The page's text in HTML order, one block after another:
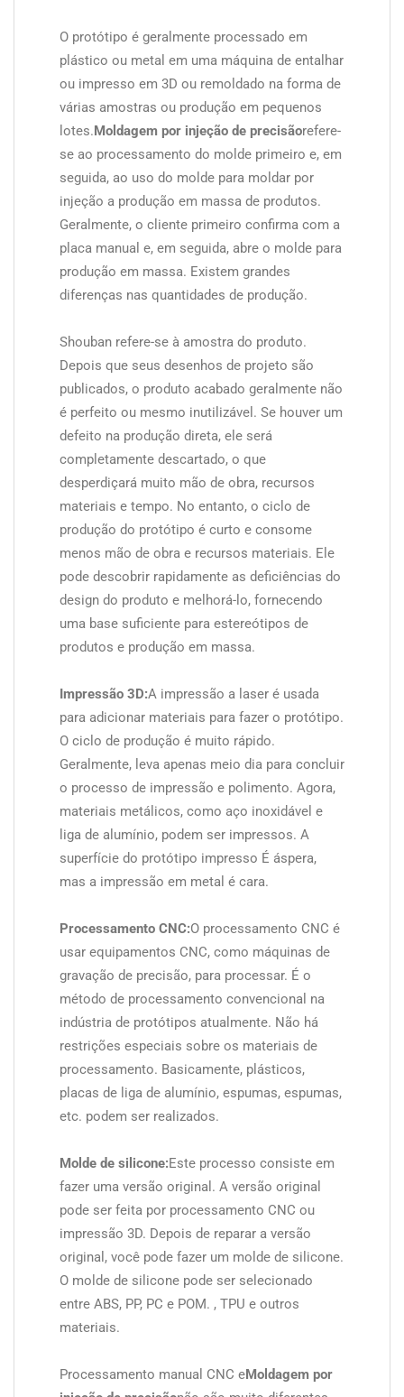
O protótipo é geralmente processado em
plástico ou metal em uma máquina de entalhar
ou impresso em 3D ou remoldado na forma de
várias amostras ou produção em pequenos
lotes.Moldagem por injeção de precisãorefere-
se ao processamento do molde primeiro e, em
seguida, ao uso do molde para moldar por
injeção a produção em massa de produtos.
Geralmente, o cliente primeiro confirma com a
placa manual e, em seguida, abre o molde para
produção em massa. Existem grandes
diferenças nas quantidades de produção.
Shouban refere-se à amostra do produto.
Depois que seus desenhos de projeto são
publicados, o produto acabado geralmente não
é perfeito ou mesmo inutilizável. Se houver um
defeito na produção direta, ele será
completamente descartado, o que
desperdiçará muito mão de obra, recursos
materiais e tempo. No entanto, o ciclo de
produção do protótipo é curto e consome
menos mão de obra e recursos materiais. Ele
pode descobrir rapidamente as deficiências do
design do produto e melhorá-lo, fornecendo
uma base suficiente para estereótipos de
produtos e produção em massa.
Impressão 3D:A impressão a laser é usada
para adicionar materiais para fazer o protótipo.
O ciclo de produção é muito rápido.
Geralmente, leva apenas meio dia para concluir
o processo de impressão e polimento. Agora,
materiais metálicos, como aço inoxidável e
liga de alumínio, podem ser impressos. A
superfície do protótipo impresso É áspera,
mas a impressão em metal é cara.
Processamento CNC:O processamento CNC é
usar equipamentos CNC, como máquinas de
gravação de precisão, para processar. É o
método de processamento convencional na
indústria de protótipos atualmente. Não há
restrições especiais sobre os materiais de
processamento. Basicamente, plásticos,
placas de liga de alumínio, espumas, espumas,
etc. podem ser realizados.
Molde de silicone:Este processo consiste em
fazer uma versão original. A versão original
pode ser feita por processamento CNC ou
impressão 3D. Depois de reparar a versão
original, você pode fazer um molde de silicone.
O molde de silicone pode ser selecionado
entre ABS, PP, PC e POM. , TPU e outros
materiais.
Processamento manual CNC eMoldagem por